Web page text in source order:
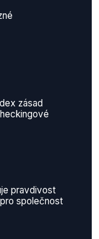
zásad
pravdivost
společnost